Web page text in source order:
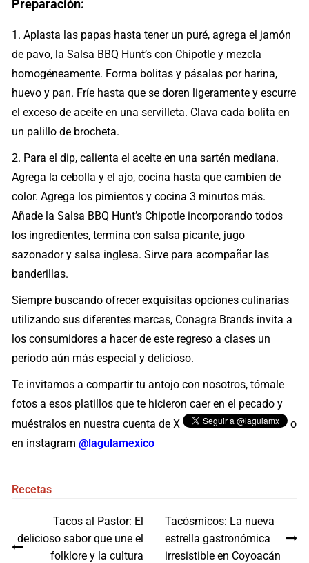
Preparación:
1. Aplasta las papas hasta tener un puré, agrega el jamón
de pavo, la Salsa BBQ Hunt’s con Chipotle y mezcla
homogéneamente. Forma bolitas y pásalas por harina,
huevo y pan. Fríe hasta que se doren ligeramente y escurre
el exceso de aceite en una servilleta. Clava cada bolita en
un palillo de brocheta.
2. Para el dip, calienta el aceite en una sartén mediana.
Agrega la cebolla y el ajo, cocina hasta que cambien de
color. Agrega los pimientos y cocina 3 minutos más.
Añade la Salsa BBQ Hunt’s Chipotle incorporando todos
los ingredientes, termina con salsa picante, jugo
sazonador y salsa inglesa. Sirve para acompañar las
banderillas.
Siempre buscando ofrecer exquisitas opciones culinarias
utilizando sus diferentes marcas, Conagra Brands invita a
los consumidores a hacer de este regreso a clases un
periodo aún más especial y delicioso.
Te invitamos a compartir tu antojo con nosotros, tómale
fotos a esos platillos que te hicieron caer en el pecado y
muéstralos en nuestra cuenta de X
o
en instagram@lagulamexico
Recetas
de
entradas
Tacos al Pastor: El
delicioso sabor que une el
folklore y la cultura
Tacósmicos: La nueva
estrella gastronómica
irresistible en Coyoacán